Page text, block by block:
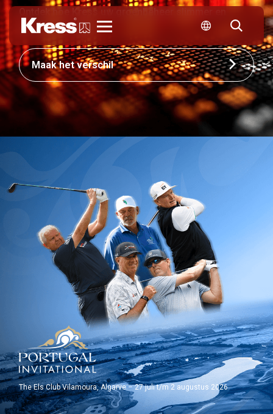
efficiënter maakt.
Maak het verschil
The Els Club Vilamoura, Algarve – 27 juli t/m 2 augustus 2026